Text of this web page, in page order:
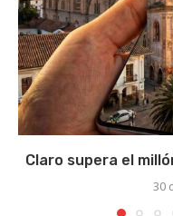
Claro supera el
30